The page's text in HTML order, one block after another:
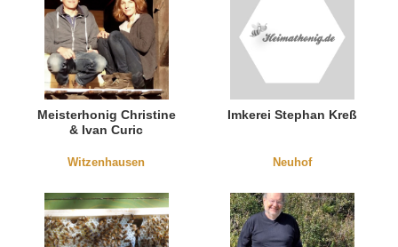
Meisterhonig Christine
& Ivan Curic
Witzenhausen
Imkerei Stephan Kreß
Neuhof